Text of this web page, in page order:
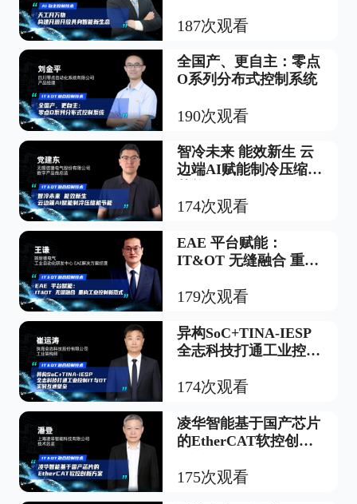
187次观看
全国产、更自主：零点
O系列分布式控制系统
190次观看
智冷未来 能效新生 云
边端AI赋能制冷压缩机
174次观看
EAE 平台赋能：
IT&OT 无缝融合 重构
179次观看
异构SoC+TINA-IESP
全志科技打通工业控制
174次观看
凌华智能基于国产芯片
的EtherCAT软控创新
175次观看